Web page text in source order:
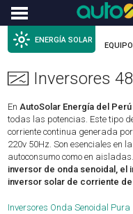
Menu
ENERGÍA SOLAR
Inversores
EnAutoSolar Energía del Perú
todas las potencias. Este tipo
corriente continua generada
220v 50Hz. Son esenciales en
autoconsumo como en
inversor de onda senoidal, el
inversor solar de corriente
Inversores Onda Senoidal Pura